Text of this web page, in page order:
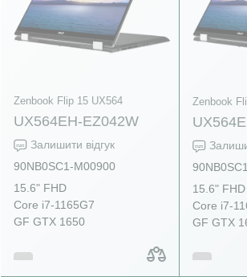
Zenbook Flip 15 UX564
UX564EH-EZ042W
Залишити відгук
90NB0SC1-M00900
15.6" FHD
Core i7-1165G7
GF GTX 1650
Zenbook
15.6" FHD
Core i7-
GF GTX